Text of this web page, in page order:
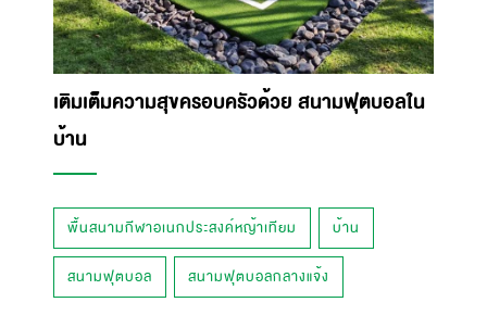
เติมเต็มความสุขครอบครัวด้วย สนามฟุตบอลใน
บ้าน
พื้นสนามกีฬาอเนกประสงค์หญ้าเทียม บ้าน
สนามฟุตบอล สนามฟุตบอลกลางแจ้ง